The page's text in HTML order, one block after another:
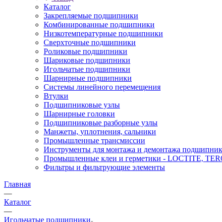
Каталог
Закрепляемые подшипники
Комбинированные подшипники
Низкотемпературные подшипники
Сверхточные подшипники
Роликовые подшипники
Шариковые подшипники
Игольчатые подшипники
Шарнирные подшипники
Системы линейного перемещения
Втулки
Подшипниковые узлы
Шарнирные головки
Подшипниковые разборные узлы
Манжеты, уплотнения, сальники
Промышленные трансмиссии
Инструменты для монтажа и демонтажа
Промышленные клеи и герметики - LOCTITE,
Фильтры и фильтрующие элементы
Главная
—
Каталог
—
Игольчатые подшипники